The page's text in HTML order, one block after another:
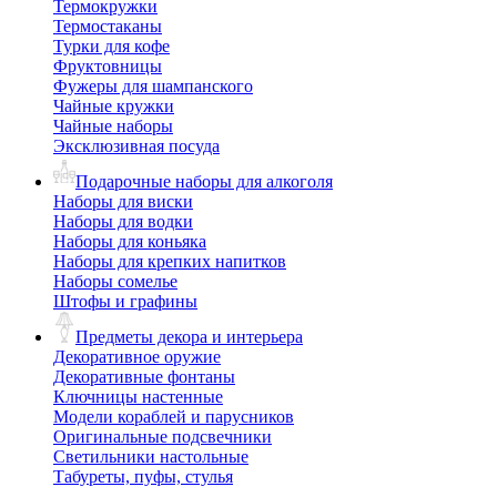
Термокружки
Термостаканы
Турки для кофе
Фруктовницы
Фужеры для шампанского
Чайные кружки
Чайные наборы
Эксклюзивная посуда
Подарочные наборы для алкоголя
Наборы для виски
Наборы для водки
Наборы для коньяка
Наборы для крепких напитков
Наборы сомелье
Штофы и графины
Предметы декора и интерьера
Декоративное оружие
Декоративные фонтаны
Ключницы настенные
Модели кораблей и парусников
Оригинальные подсвечники
Светильники настольные
Табуреты, пуфы, стулья